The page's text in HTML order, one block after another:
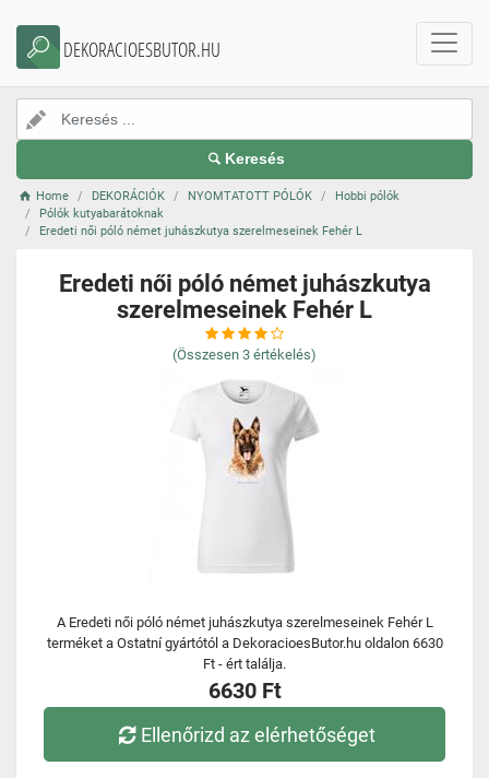
DEKORACIOESBUTOR.HU
Keresés
Home DEKORÁCIÓK NYOMTATOTT PÓLÓK
Hobbi pólók
Pólók kutyabarátoknak
Eredeti női póló német juhászkutya szerelmeseinek Fehér L
Eredeti női póló német juhászkutya
szerelmeseinek Fehér L
(Összesen 3 értékelés)
A Eredeti női póló német juhászkutya szerelmeseinek Fehér L
terméket a Ostatní gyártótól a DekoracioesButor.hu oldalon 6630
Ft - ért találja.
6630 Ft
Ellenőrizd az elérhetőséget